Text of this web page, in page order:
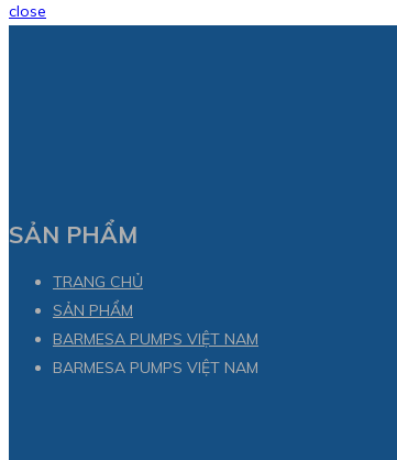
close
SẢN PHẨM
TRANG CHỦ
SẢN PHẨM
BARMESA PUMPS VIỆT NAM
BARMESA PUMPS VIỆT NAM